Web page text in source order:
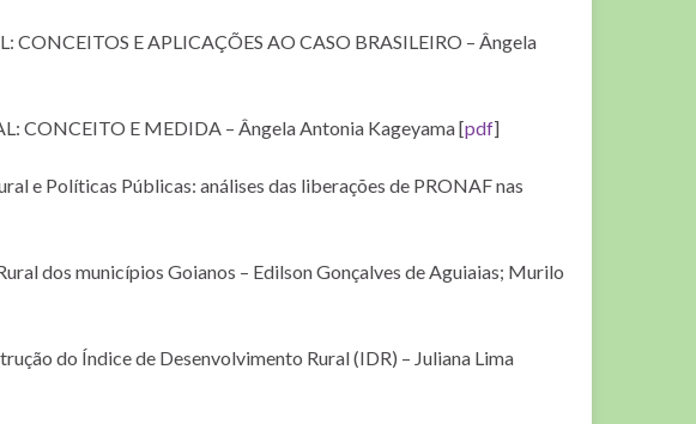
CONCEITOS E APLICAÇÕES AO CASO BRASILEIRO – Ângela
CONCEITO E MEDIDA – Ângela Antonia Kageyama [pdf]
e Políticas Públicas: análises das liberações de PRONAF nas
dos municípios Goianos – Edilson Gonçalves de Aguiaias; Murilo
do Índice de Desenvolvimento Rural (IDR) – Juliana Lima